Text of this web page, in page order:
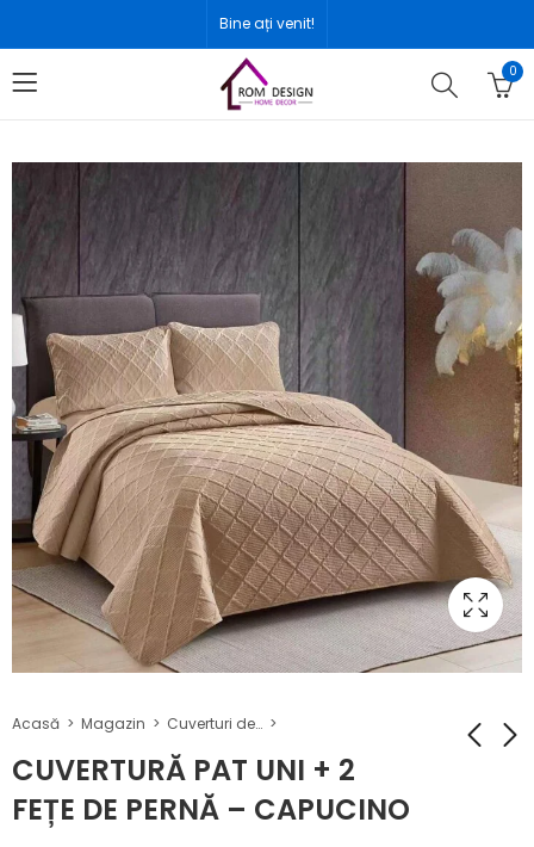
Bine ați venit!
0
Acasă Magazin Cuverturi de pat UNI
CUVERTURĂ PAT UNI + 2
FEȚE DE PERNĂ – CAPUCINOCUVERTURĂ PAT
LENJERIE PAT